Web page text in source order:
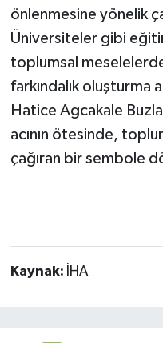
önlenmesine yönelik
Üniversiteler gibi
toplumsal
farkındalık oluşturma
Hatice Agcakale
acının ötesinde,
çağıran bir sembole
Kaynak: İHA